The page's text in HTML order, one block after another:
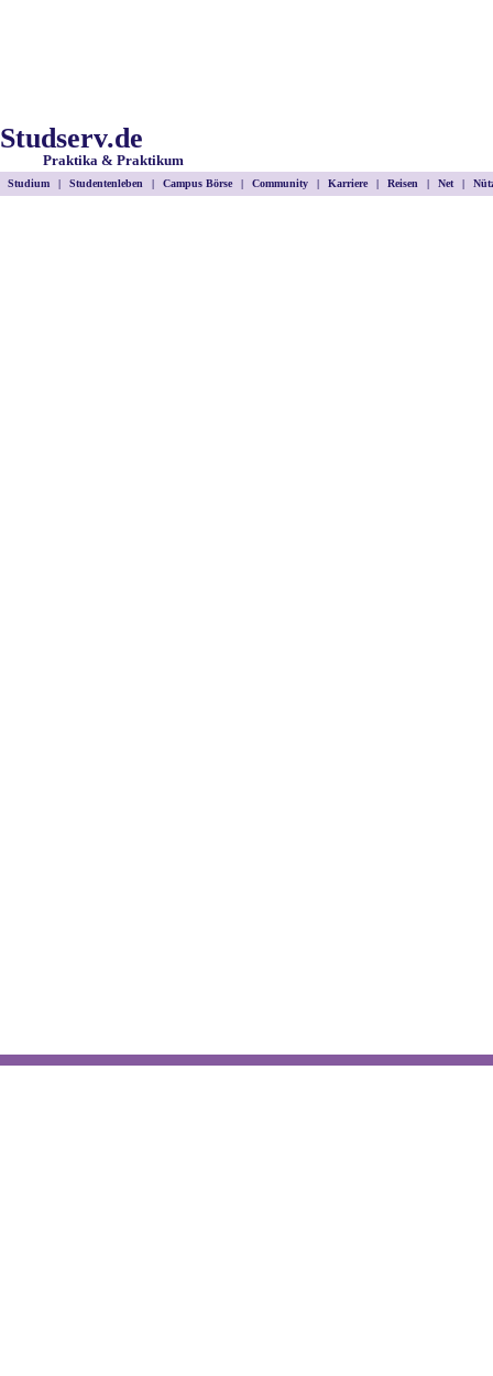
Studserv.de
Praktika & Praktikum
Studium | Studentenleben | Campus Börse | Community | Karriere | Reisen | Net |